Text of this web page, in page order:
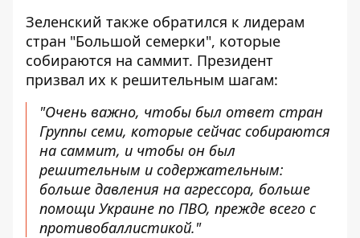
Зеленский также обратился к лидерам
стран "Большой семерки", которые
собираются на саммит. Президент
призвал их к решительным шагам:
"Очень важно, чтобы был ответ стран
Группы семи, которые сейчас собираются
на саммит, и чтобы он был
решительным и содержательным:
больше давления на агрессора, больше
помощи Украине по ПВО, прежде всего с
противобаллистикой."